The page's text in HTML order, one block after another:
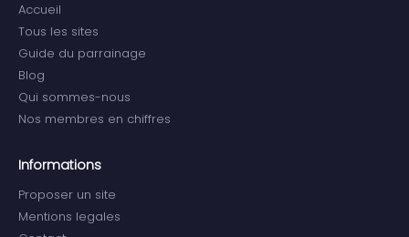
Accueil
Tous les sites
Guide du parrainage
Blog
Qui sommes-nous
Nos membres en chiffres
Informations
Proposer un site
Mentions legales